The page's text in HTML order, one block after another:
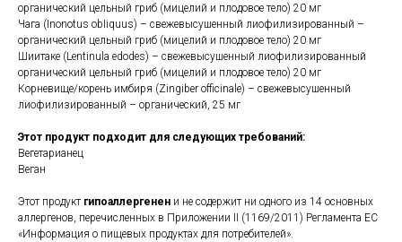
органический цельный гриб (мицелий и плодовое тело) 20 мг
Чага (Inonotus obIiquus) – свежевысушенный лиофилизированный –
органический цельный гриб (мицелий и плодовое тело) 20 мг
Шиитаке (Lentinula edodes) – свежевысушенный лиофилизированный
органический цельный гриб (мицелий и плодовое тело) 20 мг
Корневище/корень имбиря (Zingiber officinale) – свежевысушенный
лиофилизированный – органический, 25 мг
Этот продукт подходит для следующих требований:
Вегетарианец
Веган
Этот продукт гипоаллергенен и не содержит ни одного из 14 основных
аллергенов, перечисленных в Приложении II (1169/2011) Регламента ЕС
«Информация о пищевых продуктах для потребителей».